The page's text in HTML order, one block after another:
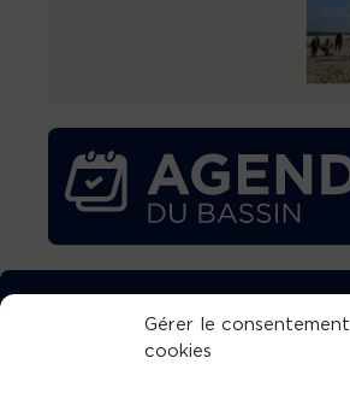
Gérer le
cookies
TÉLÉCHARGEZ
L’APPLICATION